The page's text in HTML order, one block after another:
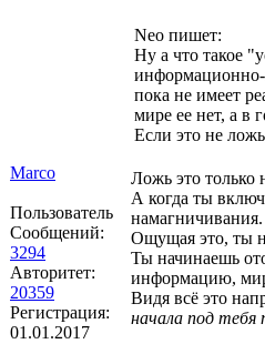
Marco
Пользователь
Сообщений:
3294
Авторитет:
20359
Регистрация:
01.01.2017
Neo пишет:
Ну а что такое
информационно-
пока не имеет
мире ее нет, а в
Если это не
Ложь это только
А когда ты
намагничивания.
Ощущая это, ты
Ты начинаешь
информацию, мир
Видя всё это
начала под тебя